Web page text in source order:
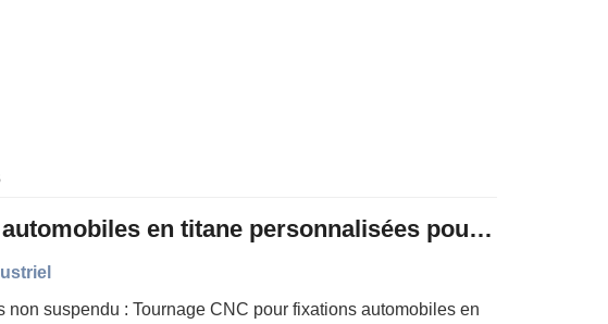
Fixations automobiles en titane personnalisées pour écrous de tournage CNC
non suspendu : Tournage CNC pour fixations automobiles en